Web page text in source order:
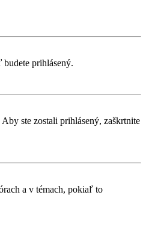
prihlásený.
ste zostali prihlásený, zaškrtnite
a v témach, pokiaľ to